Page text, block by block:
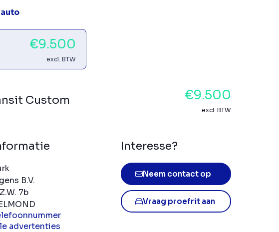
€9.500
excl. BTW
Custom €9.500
excl. BTW
B.V.
7b
advertenties
Interesse?
Neem contact op
Vraag proefrit aan